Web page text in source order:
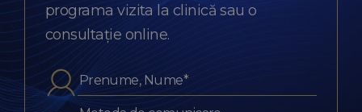
programa vizita la clinică sau o
consultație online.